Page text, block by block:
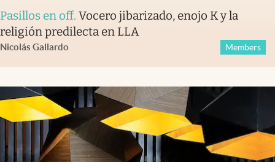
Pasillos en off. Vocero jibarizado, enojo K y la
religión predilecta en LLA
Nicolás Gallardo Members